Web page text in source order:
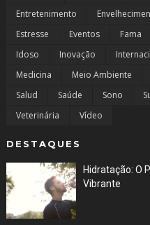
Entretenimento
Estresse
Eventos Fama
Idoso
Inovação
Medicina
Meio Ambiente
Salud
Saúde Sono
Veterinária
Vídeo
DESTAQUES
Hidratação: O
Vibrante